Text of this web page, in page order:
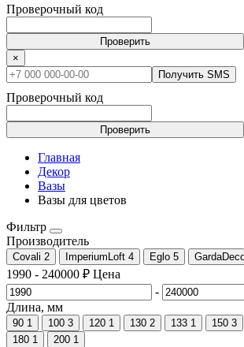
Проверочный код
Проверить
×
Получить SMS
Проверочный код
Проверить
Главная
Декор
Вазы
Вазы для цветов
Фильтр
Производитель
Covali 2 ImperiumLoft 4 Eglo 5
1990 - 240000 ₽ Цена
-
Длина, мм
90 1 100 3 120 1 130 2 133 1 150 3
180 1 200 1